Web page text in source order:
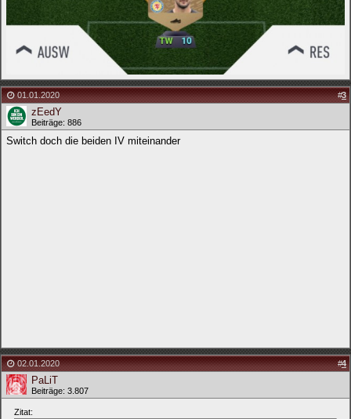
01.01.2020 #3
zEedY
Beiträge: 886
Switch doch die beiden IV miteinander
02.01.2020 #4
PaLiT
Beiträge: 3.807
Zitat: